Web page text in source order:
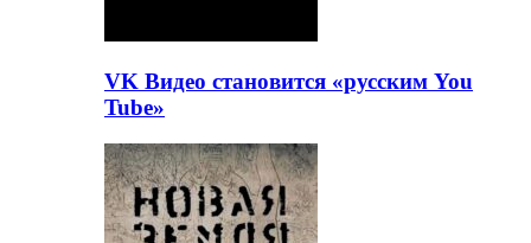
VK Видео становится «русским You
Tube»